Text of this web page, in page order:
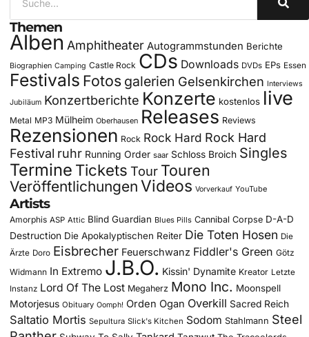
Themen
Alben Amphitheater Autogrammstunden Berichte
Biographien Camping Castle Rock CDs Downloads DVDs EPs Essen
Festivals Fotos galerien Gelsenkirchen Interviews
Jubiläum Konzertberichte Konzerte kostenlos live
Metal MP3 Mülheim Oberhausen Releases Reviews
Rezensionen Rock Rock Hard Rock Hard
Festival ruhr Running Order saar Schloss Broich Singles
Termine Tickets Tour Touren
Veröffentlichungen Videos Vorverkauf YouTube
Artists
Amorphis ASP Attic Blind Guardian Blues Pills Cannibal Corpse D-A-D
Destruction Die Apokalyptischen Reiter Die Toten Hosen Die
Ärzte Doro Eisbrecher Feuerschwanz Fiddler's Green Götz
Widmann In Extremo J.B.O. Kissin' Dynamite Kreator Letzte
Instanz Lord Of The Lost Megaherz Mono Inc. Moonspell
Motorjesus Obituary Oomph! Orden Ogan Overkill Sacred Reich
Saltatio Mortis Sepultura Slick's Kitchen Sodom Stahlmann Steel